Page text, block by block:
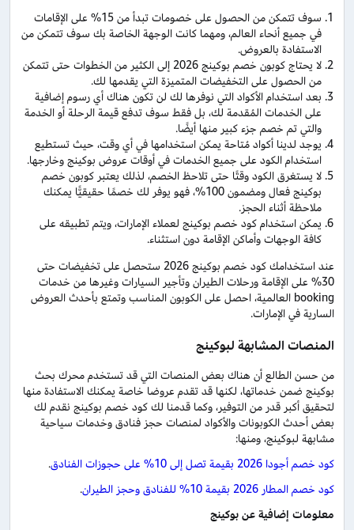
سوف تتمكن من الحصول على خصومات تبدأ من 15% على الإقامات
في جميع أنحاء العالم، ومهما كانت الوجهة الخاصة بك سوف تتمكن من
الاستفادة بالعروض.
لا يحتاج كوبون خصم بوكينج 2026 إلى الكثير من الخطوات حتى تتمكن
من الحصول على التخفيضات المتميزة التي يقدمها لك.
بعد استخدام الأكواد التي نوفرها لك لن تكون هناك أي رسوم إضافية
على الخدمات المُقدمة لك، بل فقط سوف تدفع قيمة الرحلة أو الخدمة
والتي تم خصم جزء كبير منها أيضًا.
يوجد لدينا أكواد مُتاحة يمكن استخدامها في أي وقت، حيث تستطيع
استخدام الكود على جميع الخدمات في أوقات عروض بوكينج وخارجها.
لا يستغرق الكود وقتًا حتى تلاحظ الخصم، لذلك يعتبر كوبون خصم
بوكينج فعال ومضمون 100%، فهو يوفر لك خصمًا حقيقيًّا يمكنك
ملاحظة أثناء الحجز.
يمكن استخدام كود خصم بوكينج لعملاء الإمارات، ويتم تطبيقه على
كافة الوجهات وأماكن الإقامة دون استثناء.
عند استخدامك كود خصم بوكينج 2026 ستحصل على تخفيضات حتى
30% على الإقامة ورحلات الطيران وتأجير السيارات وغيرها من خدمات
booking العالمية، احصل على الكوبون المناسب وتمتع بأحدث العروض
السارية في الإمارات.
المنصات المشابهة لبوكينج
من حسن الطالع أن هناك بعض المنصات التي قد تستخدم محرك بحث
بوكينج ضمن خدماتها، لكنها قد تقدم عروضا خاصة يمكنك الاستفادة منها
لتحقيق أكبر قدر من التوفير، وكما قدمنا لك كود خصم بوكينج نقدم لك
بعض أحدث الكوبونات والأكواد لمنصات حجز فنادق وخدمات سياحية
مشابهة لبوكينج، ومنها:
كود خصم أجودا 2026 بقيمة تصل إلى 10% على حجوزات الفنادق
.
كود خصم المطار 2026 بقيمة 10% للفنادق وحجز الطيران
.
معلومات إضافية عن بوكينج